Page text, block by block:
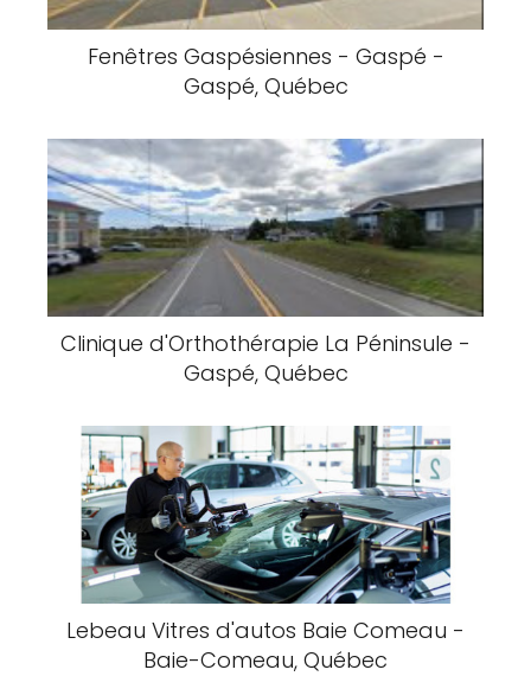
Fenêtres Gaspésiennes - Gaspé -
Gaspé, Québec
Clinique d'Orthothérapie La Péninsule -
Gaspé, Québec
Lebeau Vitres d'autos Baie Comeau -
Baie-Comeau, Québec